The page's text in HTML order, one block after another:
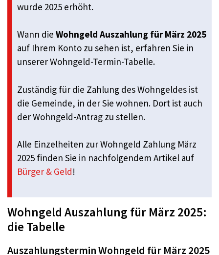
wurde 2025 erhöht.
Wann die Wohngeld Auszahlung für März 2025
auf Ihrem Konto zu sehen ist, erfahren Sie in
unserer Wohngeld-Termin-Tabelle.
Zuständig für die Zahlung des Wohngeldes ist
die Gemeinde, in der Sie wohnen. Dort ist auch
der Wohngeld-Antrag zu stellen.
Alle Einzelheiten zur Wohngeld Zahlung März
2025 finden Sie in nachfolgendem Artikel auf
Bürger & Geld!
Wohngeld Auszahlung für März 2025:
die Tabelle
Auszahlungstermin Wohngeld für März 2025